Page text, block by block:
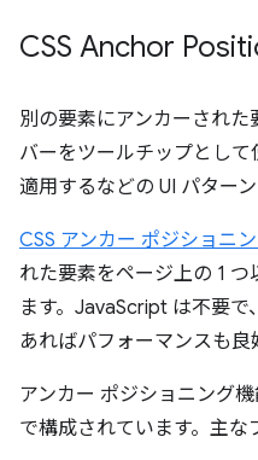
CSS Anchor
別の要素にアンカーされ
バーをツールチップとし
適用するなどの UI パターン
CSS アンカー ポジショニ
れた要素をページ上の 1
ます。JavaScript は不要
あればパフォーマンスも良
アンカー ポジショニング
で構成されています。主な